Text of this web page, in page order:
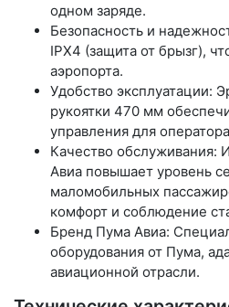
одном заряде.
Безопасность и
IPX4 (защита от брызг),
аэропорта.
Удобство эксплуатации:
рукоятки 470 мм
управления для
Качество обслуживания:
Авиа повышает уровень
маломобильных
комфорт и соблюдение
Бренд Пума Авиа:
оборудования от Пума,
авиационной отрасли.